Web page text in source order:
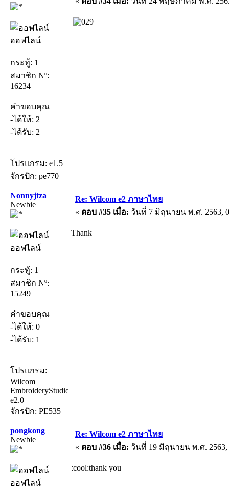
ออฟไลน์
กระทู้: 1
สมาชิก Nº:
16234
คำขอบคุณ
-ได้ให้: 2
-ได้รับ: 2
โปรแกรม: e1.5
จักรปัก: pe770
Nonnyjtza
Newbie
ออฟไลน์
กระทู้: 1
สมาชิก Nº:
15249
คำขอบคุณ
-ได้ให้: 0
-ได้รับ: 1
โปรแกรม:
Wilcom
EmbroideryStudio
e2.0
จักรปัก: PE535
Re: Wilcom e2 ภาษาไทย
« ตอบ #35 เมื่อ: วันที่ 7 มิถุนายน พ.ศ. 2563,
Thank
pongkong
Newbie
ออฟไลน์
Re: Wilcom e2 ภาษาไทย
« ตอบ #36 เมื่อ: วันที่ 19 มิถุนายน พ.ศ. 2563,
:cool:thank you